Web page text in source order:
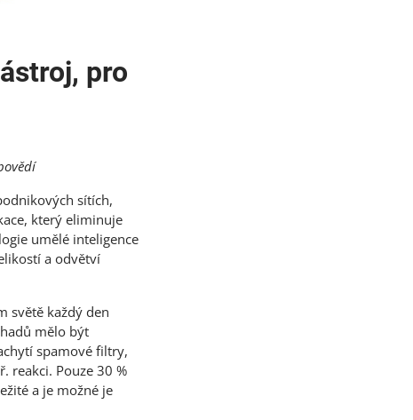
pro
sítích,
který eliminuje
umělé inteligence
a odvětví
světě každý den
mělo být
spamové ﬁltry,
reakci. Pouze 30 %
a je možné je